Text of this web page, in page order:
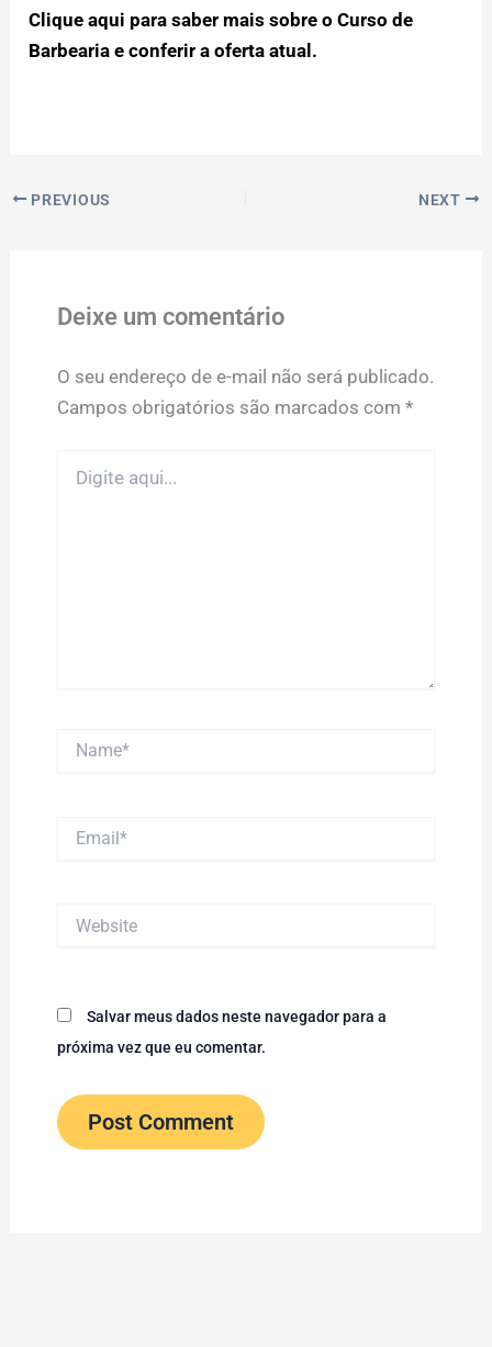
Clique aqui para saber mais sobre o Curso de
Barbearia e conferir a oferta atual.
PREVIOUS NEXT
Deixe um comentário
O seu endereço de e-mail não será publicado.
Campos obrigatórios são marcados com *
aqui...
Salvar meus dados neste navegador para a
próxima vez que eu comentar.